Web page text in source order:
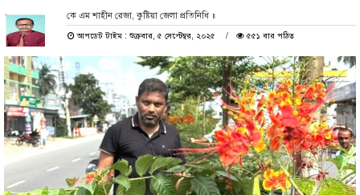
কে এম শাহীন রেজা, কুষ্টিয়া জেলা প্রতিনিধি ॥
আপডেট টাইম : শুক্রবার, ৫ সেপ্টেম্বর, ২০২৫
৫৫১ বার পঠিত